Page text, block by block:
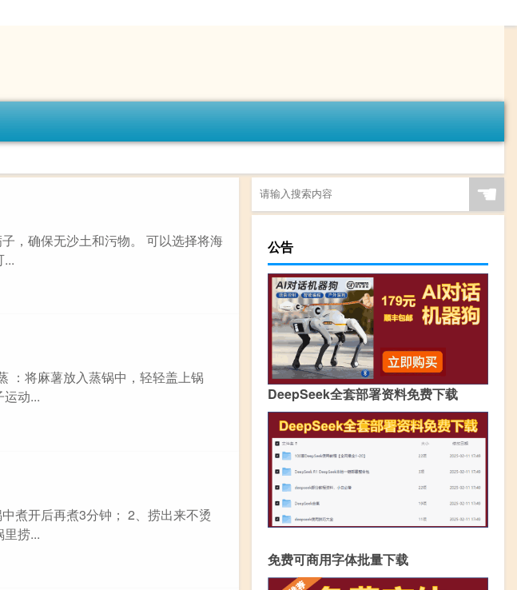
，确保无沙土和污物。 可以选择将海
：将麻薯放入蒸锅中，轻轻盖上锅
动...
煮开后再煮3分钟； 2、捞出来不烫
捞...
☚
公告
DeepSeek全套部署资料免费下载
免费可商用字体批量下载